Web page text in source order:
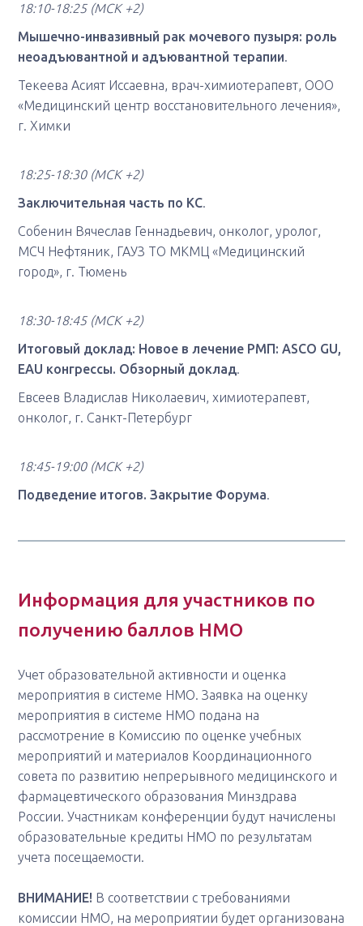
18:10-18:25 (МСК +2)
Мышечно-инвазивный рак мочевого пузыря: роль
неоадъювантной и адъювантной терапии.
Текеева Асият Иссаевна, врач-химиотерапевт, ООО
«Медицинский центр восстановительного лечения»,
г. Химки
18:25-18:30 (МСК +2)
Заключительная часть по КС.
Собенин Вячеслав Геннадьевич, онколог, уролог,
МСЧ Нефтяник, ГАУЗ ТО МКМЦ «Медицинский
город», г. Тюмень
18:30-18:45(МСК +2)
Итоговый доклад: Новое в лечение РМП: ASCO GU,
EAU конгрессы. Обзорный доклад.
Евсеев Владислав Николаевич, химиотерапевт,
онколог, г. Санкт-Петербург
18:45-19:00 (МСК +2)
Подведение итогов. Закрытие Форума.
Информация для участников по
получению баллов НМО
Учет образовательной активности и оценка
мероприятия в системе НМО. Заявка на оценку
мероприятия в системе НМО подана на
рассмотрение в Комиссию по оценке учебных
мероприятий и материалов Координационного
совета по развитию непрерывного медицинского и
фармацевтического образования Минздрава
России. Участникам конференции будут начислены
образовательные кредиты НМО по результатам
учета посещаемости.
ВНИМАНИЕ! В соответствии с требованиями
комиссии НМО, на мероприятии будет организована